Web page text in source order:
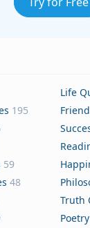
Life
195
59
48
Truth